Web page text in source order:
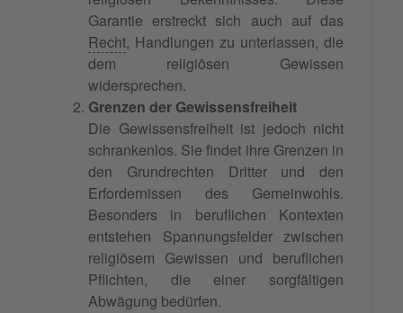
Garantie erstreckt sich auch auf das
Recht, Handlungen zu unterlassen, die
dem religiösen Gewissen
widersprechen.
Grenzen der Gewissensfreiheit
Die Gewissensfreiheit ist jedoch nicht
schrankenlos. Sie findet ihre Grenzen in
den Grundrechten Dritter und den
Erfordernissen des Gemeinwohls.
Besonders in beruflichen Kontexten
entstehen Spannungsfelder zwischen
religiösem Gewissen und beruflichen
Pflichten, die einer sorgfältigen
Abwägung bedürfen.